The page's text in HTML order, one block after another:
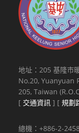
地址：205 基隆市
No.20, Yuanyuan
205, Taiwan
[ 交通資訊 ] [規劃
總機：+886-2-